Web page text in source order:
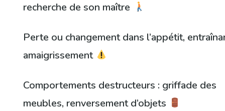
recherche de son maître
Perte ou changement dans l’appétit,
amaigrissement
Comportements destructeurs : griffade des
meubles, renversement d’objets